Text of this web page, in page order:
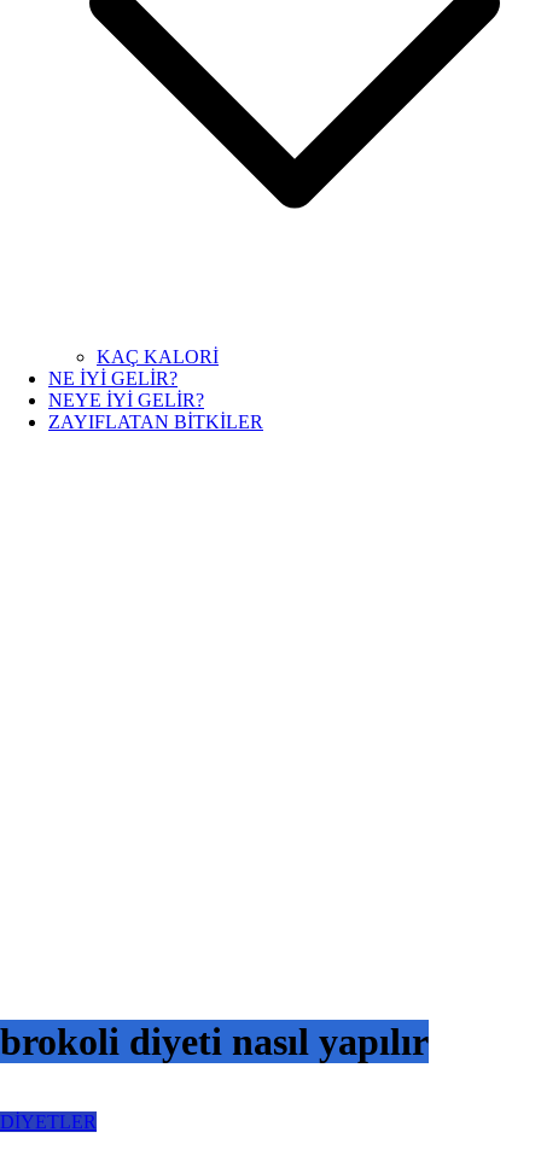
KAÇ KALORİ
NE İYİ GELİR?
NEYE İYİ GELİR?
ZAYIFLATAN BİTKİLER
brokoli diyeti nasıl yapılır
DİYETLER